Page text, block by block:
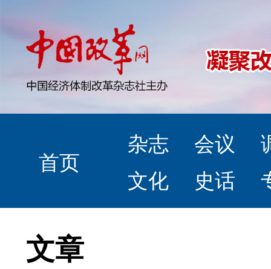
首页
杂志 会议
文化
史话
文章